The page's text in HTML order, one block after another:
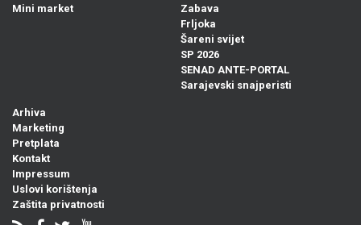
Mini market
Zabava
Frljoka
Šareni svijet
SP 2026
SENAD ANTE-PORTAL
Sarajevski snajperisti
Arhiva
Marketing
Pretplata
Kontakt
Impressum
Uslovi korištenja
Zaštita privatnosti